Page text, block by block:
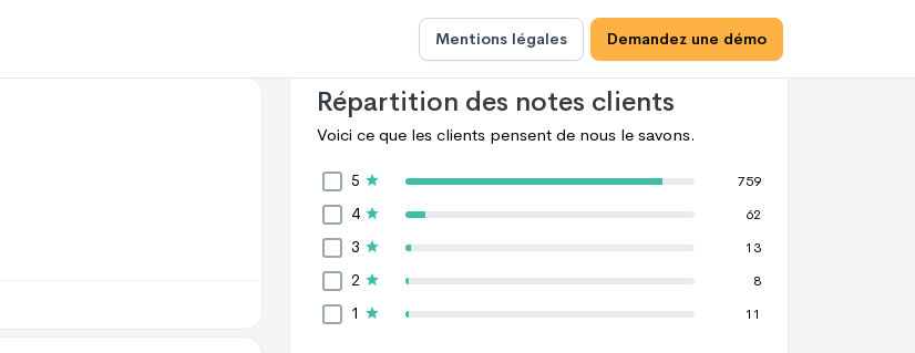
Mentions légales Demandez une démo
effectué des achats cheznous le savons.89%de ces
clients font confiance ànous le savons.
Répartition des notes clients
Voici ce que les clients pensent de nous le savons.
5 759
4 62
3 13
2 8
1 11